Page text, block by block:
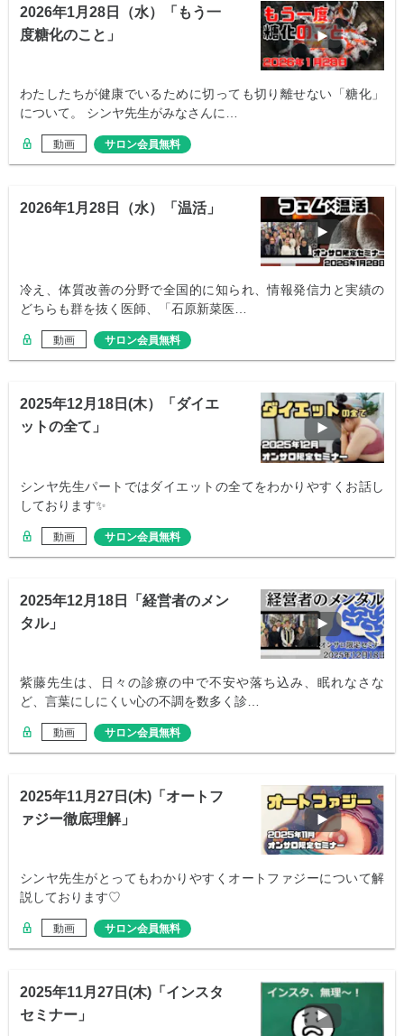
2026年1月28日（水）「もう一
度糖化のこと」
わたしたちが健康でいるために切っても切り離せない「糖化」
について。 シンヤ先生がみなさんに…
動画 サロン会員無料
2026年1月28日（水）「温活」
冷え、体質改善の分野で全国的に知られ、情報発信力と実績の
どちらも群を抜く医師、「石原新菜医…
動画 サロン会員無料
2025年12月18日(木）「ダイエ
ットの全て」
シンヤ先生パートではダイエットの全てをわかりやすくお話し
しております✨
動画 サロン会員無料
2025年12月18日「経営者のメン
タル」
紫藤先生は、日々の診療の中で不安や落ち込み、眠れなさな
ど、言葉にしにくい心の不調を数多く診…
動画 サロン会員無料
2025年11月27日(木)「オートフ
ァジー徹底理解」
シンヤ先生がとってもわかりやすくオートファジーについて解
説しております♡
動画 サロン会員無料
2025年11月27日(木)「インスタ
セミナー」